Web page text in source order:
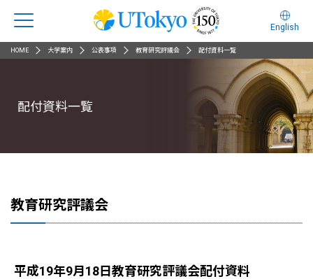
English
HOME 大学案内 公表事項 教育研究評議会 配付資料一覧
配付資料一覧
教育研究評議会
平成19年9月18日教育研究評議会配付資料